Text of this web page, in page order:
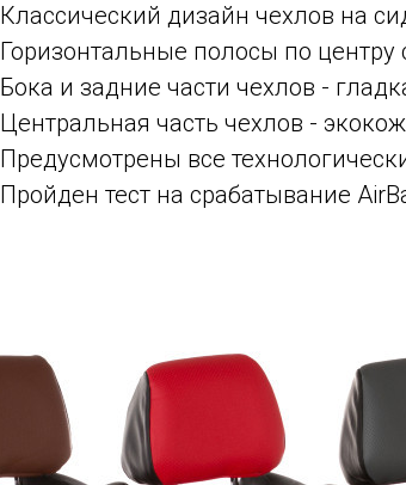
Классический дизайн чехлов на
Горизонтальные полосы по центру
Бока и задние части чехлов -
Центральная часть чехлов -
Предусмотрены все
Пройден тест на срабатывание